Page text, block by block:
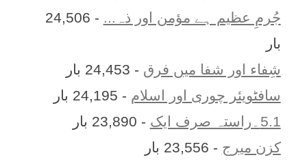
جُرمِ عظیم ہے مؤمن اور ذہ...
- 24,506
بار
شِفاء اور شفا میں فرق - 24,453 بار
سافٹویئر چوری اور اسلام - 24,195 بار
5.1۔راستہ صرف ایک
- 23,890 بار
کزن ميرج - 23,556 بار